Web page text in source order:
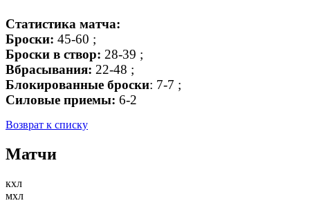
Статистика матча:
Броски: 45-60 ;
Броски в створ: 28-39 ;
Вбрасывания: 22-48 ;
Блокированные броски: 7-7 ;
Силовые приемы: 6-2
Возврат к списку
Матчи
кхл
мхл